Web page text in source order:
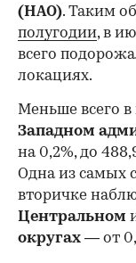
(НАО). Таким
полугодии, в
всего
локациях.
Меньше всего
Западном
на 0,2%, до
Одна из самых
вторичке
Центральном
округах — от